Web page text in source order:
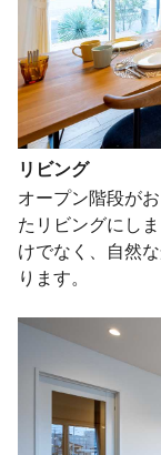
リビング
オープン階段が
たリビングにし
けでなく、自然
ります。